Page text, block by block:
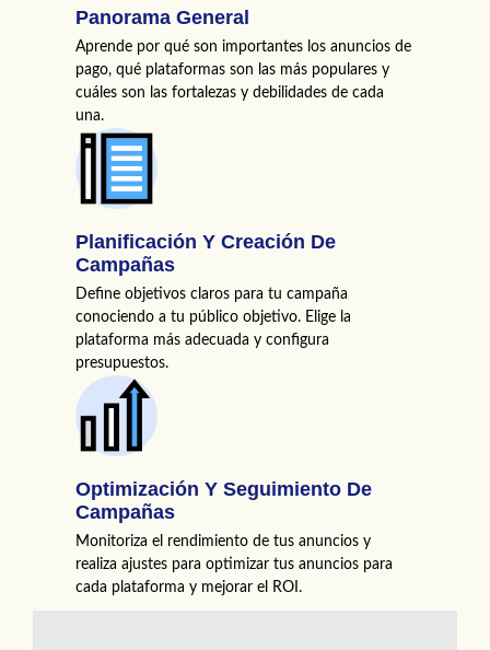
Panorama General
Aprende por qué son importantes los anuncios de
pago, qué plataformas son las más populares y
cuáles son las fortalezas y debilidades de cada
una.
Planificación Y Creación De
Campañas
Define objetivos claros para tu campaña
conociendo a tu público objetivo. Elige la
plataforma más adecuada y configura
presupuestos.
Optimización Y Seguimiento De
Campañas
Monitoriza el rendimiento de tus anuncios y
realiza ajustes para optimizar tus anuncios para
cada plataforma y mejorar el ROI.